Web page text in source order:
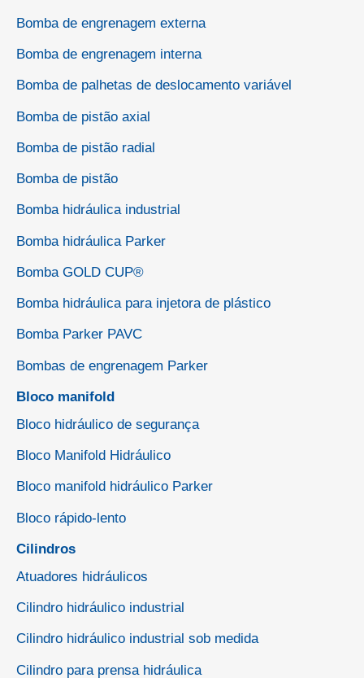
Bomba de engrenagem externa
Bomba de engrenagem interna
Bomba de palhetas de deslocamento variável
Bomba de pistão axial
Bomba de pistão radial
Bomba de pistão
Bomba hidráulica industrial
Bomba hidráulica Parker
Bomba GOLD CUP®
Bomba hidráulica para injetora de plástico
Bomba Parker PAVC
Bombas de engrenagem Parker
Bloco manifold
Bloco hidráulico de segurança
Bloco Manifold Hidráulico
Bloco manifold hidráulico Parker
Bloco rápido-lento
Cilindros
Atuadores hidráulicos
Cilindro hidráulico industrial
Cilindro hidráulico industrial sob medida
Cilindro para prensa hidráulica